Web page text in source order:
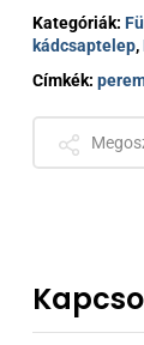
Kategóriák:
kádcsaptelep,
Címkék: